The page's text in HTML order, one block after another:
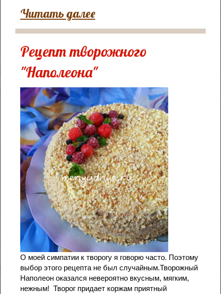
Читать далее
Рецепт творожного
"Наполеона"
О моей симпатии к творогу я говорю часто. Поэтому
выбор этого рецепта не был случайным.Творожный
Наполеон оказался невероятно вкусным, мягким,
нежным! Творог придает коржам приятный